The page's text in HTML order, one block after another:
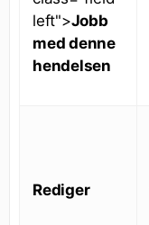
left">Jobb
med denne
hendelsen
Rediger